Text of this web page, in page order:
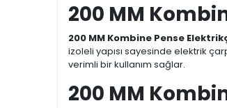
200 MM
200 MM Kombine Pense
izoleli yapısı sayesinde elektrik
verimli bir kullanım sağlar.
200 MM